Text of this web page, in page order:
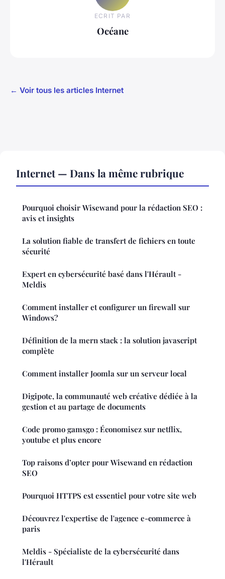
ECRIT PAR
Océane
← Voir tous les articles Internet
Internet — Dans la même rubrique
Pourquoi choisir Wisewand pour la rédaction SEO :
avis et insights
La solution fiable de transfert de fichiers en toute
sécurité
Expert en cybersécurité basé dans l'Hérault -
Meldis
Comment installer et configurer un firewall sur
Windows?
Définition de la mern stack : la solution javascript
complète
Comment installer Joomla sur un serveur local
Digipote, la communauté web créative dédiée à la
gestion et au partage de documents
Code promo gamsgo : Économisez sur netflix,
youtube et plus encore
Top raisons d’opter pour Wisewand en rédaction
SEO
Pourquoi HTTPS est essentiel pour votre site web
Découvrez l'expertise de l'agence e-commerce à
paris
Meldis - Spécialiste de la cybersécurité dans
l'Hérault